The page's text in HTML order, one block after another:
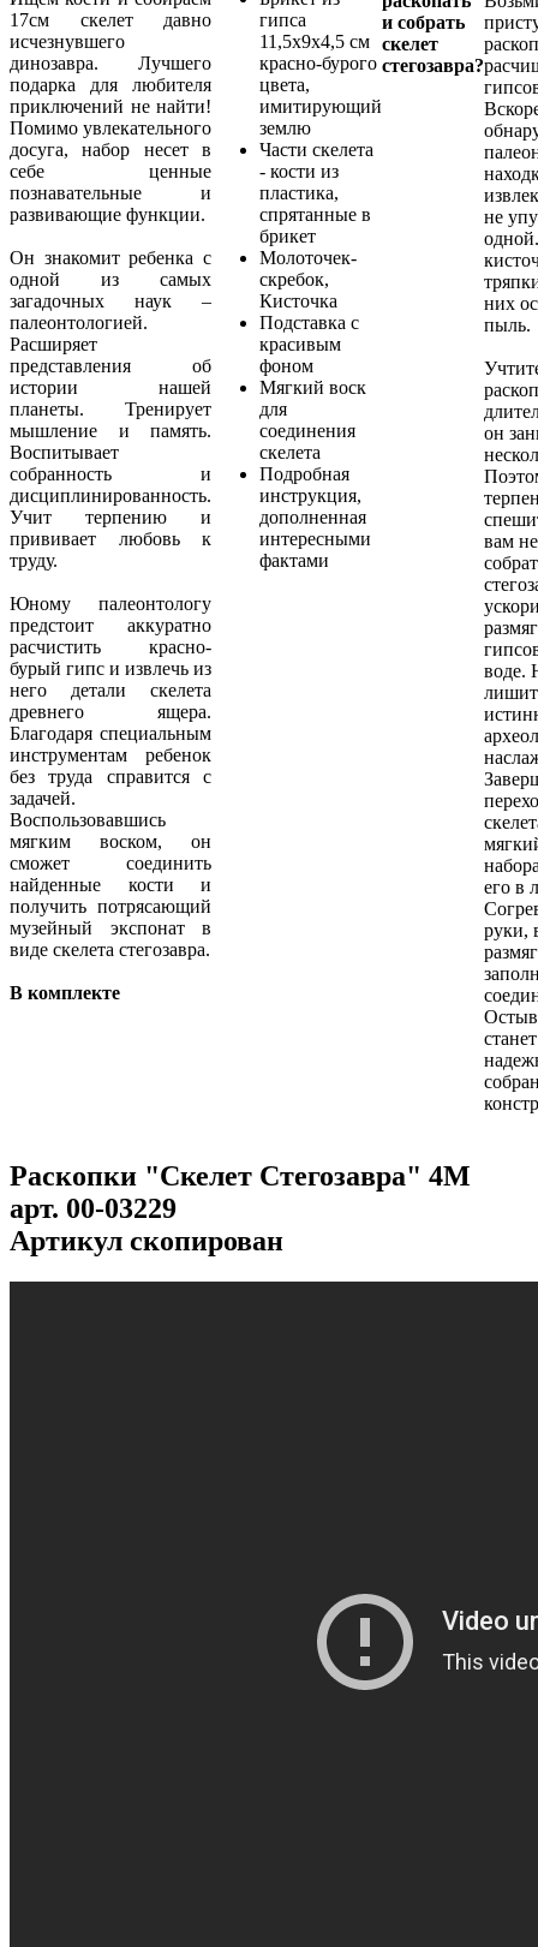
17см скелет давно
исчезнувшего
динозавра. Лучшего
подарка для любителя
приключений не найти!
Помимо увлекательного
досуга, набор несет в
себе ценные
познавательные и
развивающие функции.
Он знакомит ребенка с
одной из самых
загадочных наук –
палеонтологией.
Расширяет
представления об
истории нашей
планеты. Тренирует
мышление и память.
Воспитывает
собранность и
дисциплинированность.
Учит терпению и
прививает любовь к
труду.
Юному палеонтологу
предстоит аккуратно
расчистить красно-
бурый гипс и извлечь из
него детали скелета
древнего ящера.
Благодаря специальным
инструментам ребенок
без труда справится с
задачей.
Воспользовавшись
мягким воском, он
сможет соединить
найденные кости и
получить потрясающий
музейный экспонат в
виде скелета стегозавра.
В комплекте
гипса
11,5х9х4,5 см
красно-бурого
цвета,
имитирующий
землю
Части скелета
- кости из
пластика,
спрятанные в
брикет
Молоточек-
скребок,
Кисточка
Подставка с
красивым
фоном
Мягкий воск
для
соединения
скелета
Подробная
инструкция,
дополненная
интересными
фактами
и собрать
скелет
стегозавра?
не
них
пыль.
он
вам
воде.
его в
руки,
Раскопки "Скелет Стегозавра" 4M
арт. 00-03229
Артикул скопирован